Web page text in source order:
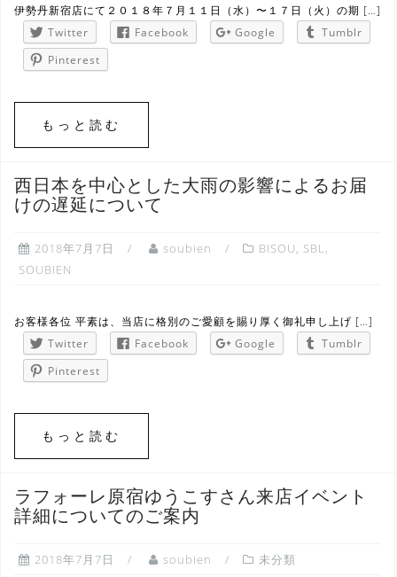
伊勢丹新宿店にて２０１８年７月１１日（水）〜１７日（火）の期 […]
Twitter
Facebook Google
Tumblr
Pinterest
もっと読む
西日本を中心とした大雨の影響によるお届
けの遅延について
2018年7月7日 soubien BISOU, SBL,
SOUBIEN
お客様各位 平素は、当店に格別のご愛顧を賜り厚く御礼申し上げ […]
Twitter
Facebook Google
Tumblr
Pinterest
もっと読む
ラフォーレ原宿ゆうこすさん来店イベント
詳細についてのご案内
2018年7月7日 soubien 未分類